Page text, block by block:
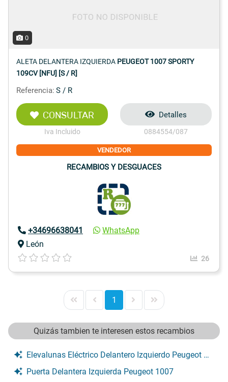
0
ALETA DELANTERA IZQUIERDA PEUGEOT 1007 SPORTY
109CV [NFU] [S / R]
Referencia: S / R
CONSULTAR
Iva Incluido
Detalles
0884554/087
VENDEDOR
RECAMBIOS Y DESGUACES
+34696638041
WhatsApp
León
26
1
Quizás tambien te interesen estos recambios
Elevalunas Eléctrico Delantero Izquierdo Peugeot 1007
Puerta Delantera Izquierda Peugeot 1007